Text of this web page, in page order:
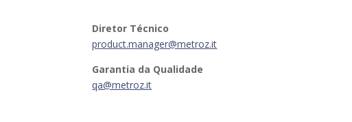
Diretor Técnico
product.manager@metroz.it
Garantia da Qualidade
qa@metroz.it